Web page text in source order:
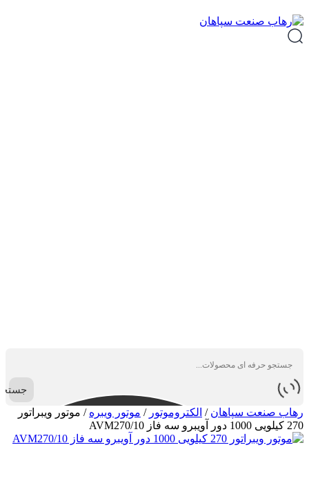
رهاب صنعت سپاهان / الکتروموتور / موتور ویبره / موتور ویبراتور
270 کیلویی 1000 دور آویبرو سه فاز AVM270/10